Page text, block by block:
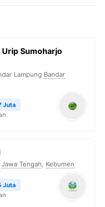
Urip Sumoharjo
Lampung Bandar
Juta
Jawa Tengah, Kebumen
Juta